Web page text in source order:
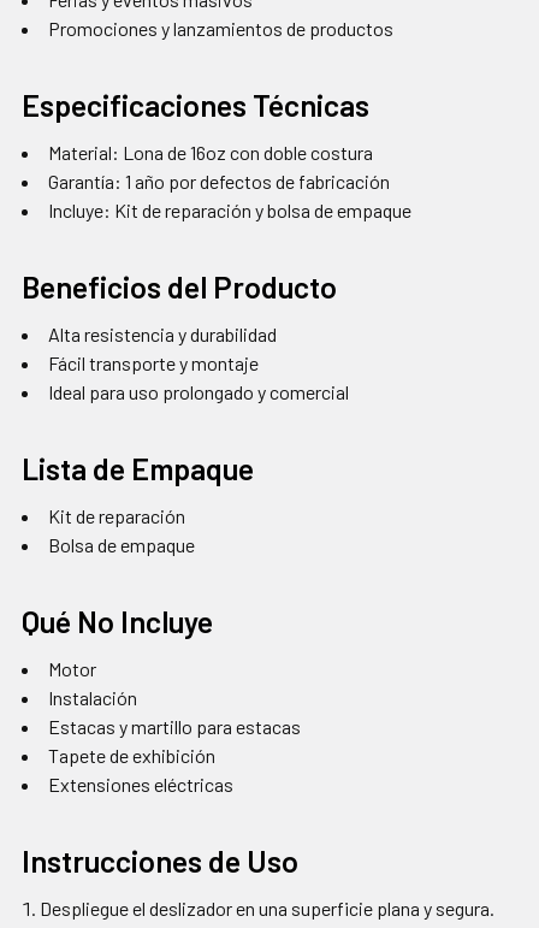
Promociones y lanzamientos de productos
Especificaciones Técnicas
Material: Lona de 16oz con doble costura
Garantía: 1 año por defectos de fabricación
Incluye: Kit de reparación y bolsa de empaque
Beneficios del Producto
Alta resistencia y durabilidad
Fácil transporte y montaje
Ideal para uso prolongado y comercial
Lista de Empaque
Kit de reparación
Bolsa de empaque
Qué No Incluye
Motor
Instalación
Estacas y martillo para estacas
Tapete de exhibición
Extensiones eléctricas
Instrucciones de Uso
Despliegue el deslizador en una superficie plana y segura.